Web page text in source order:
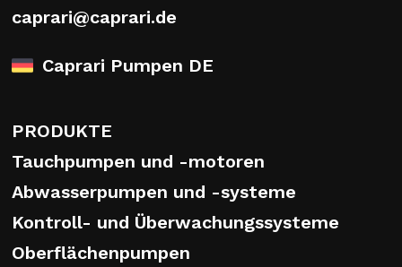
caprari@caprari.de
Caprari Pumpen DE
PRODUKTE
Tauchpumpen und -motoren
Abwasserpumpen und -systeme
Kontroll- und Überwachungssysteme
Oberflächenpumpen